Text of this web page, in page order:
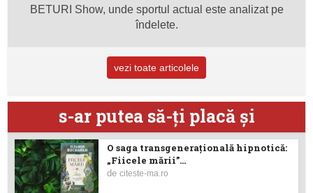
BETURI Show, unde sportul actual este analizat pe
îndelete.
vezi toate articolele
s-ar putea să-ţi placă şi
O saga transgenerațională hipnotică:
„Fiicele mării”...
deciteste-ma.ro